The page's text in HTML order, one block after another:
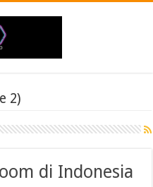
2)
di Indonesia